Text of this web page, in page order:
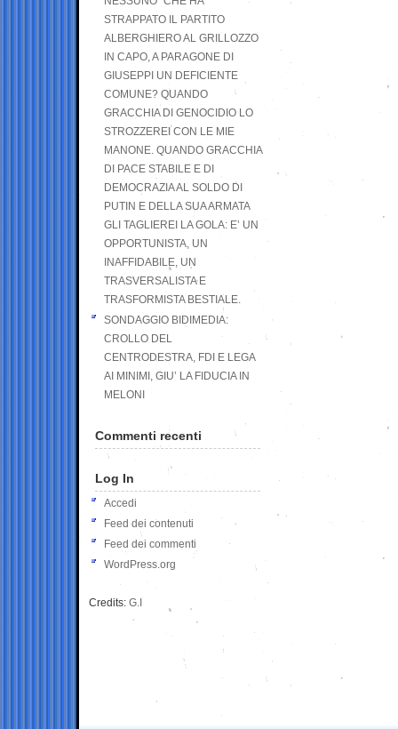
STRAPPATO IL PARTITO
ALBERGHIERO AL GRILLOZZO
IN CAPO, A PARAGONE DI
GIUSEPPI UN DEFICIENTE
COMUNE? QUANDO
GRACCHIA DI GENOCIDIO LO
STROZZEREI CON LE MIE
MANONE. QUANDO GRACCHIA
DI PACE STABILE E DI
DEMOCRAZIA AL SOLDO DI
PUTIN E DELLA SUA ARMATA
GLI TAGLIEREI LA GOLA: E’ UN
OPPORTUNISTA, UN
INAFFIDABILE, UN
TRASVERSALISTA E
TRASFORMISTA BESTIALE.
SONDAGGIO BIDIMEDIA:
CROLLO DEL
CENTRODESTRA, FDI E LEGA
AI MINIMI, GIU’ LA FIDUCIA IN
MELONI
Commenti recenti
Log In
Accedi
Feed dei contenuti
Feed dei commenti
WordPress.org
Credits: G.I